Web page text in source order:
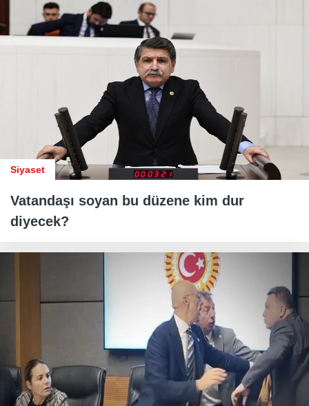
Siyaset
Vatandaşı soyan bu düzene kim dur
diyecek?